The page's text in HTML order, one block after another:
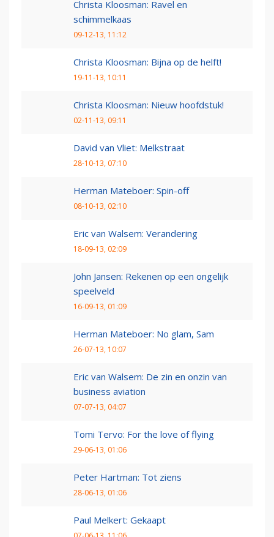
Christa Kloosman: Ravel en
schimmelkaas
09-12-13, 11:12
Christa Kloosman: Bijna op de helft!
19-11-13, 10:11
Christa Kloosman: Nieuw hoofdstuk!
02-11-13, 09:11
David van Vliet: Melkstraat
28-10-13, 07:10
Herman Mateboer: Spin-off
08-10-13, 02:10
Eric van Walsem: Verandering
18-09-13, 02:09
John Jansen: Rekenen op een ongelijk
speelveld
16-09-13, 01:09
Herman Mateboer: No glam, Sam
26-07-13, 10:07
Eric van Walsem: De zin en onzin van
business aviation
07-07-13, 04:07
Tomi Tervo: For the love of flying
29-06-13, 01:06
Peter Hartman: Tot ziens
28-06-13, 01:06
Paul Melkert: Gekaapt